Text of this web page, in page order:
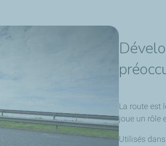
La route est
joue un rôle
Utilisés